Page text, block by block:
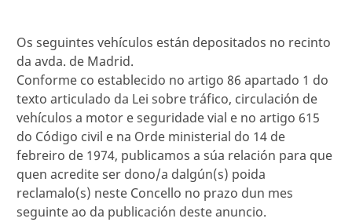
Os seguintes vehículos están depositados no recinto
da avda. de Madrid.
Conforme co establecido no artigo 86 apartado 1 do
texto articulado da Lei sobre tráfico, circulación de
vehículos a motor e seguridade vial e no artigo 615
do Código civil e na Orde ministerial do 14 de
febreiro de 1974, publicamos a súa relación para que
quen acredite ser dono/a dalgún(s) poida
reclamalo(s) neste Concello no prazo dun mes
seguinte ao da publicación deste anuncio.